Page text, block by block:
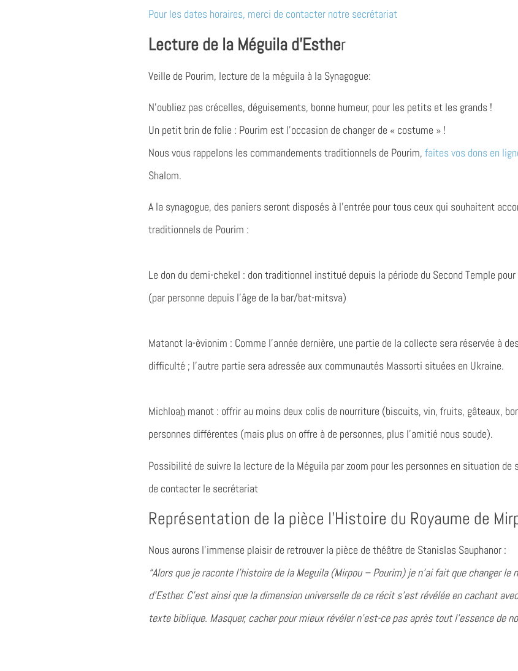
Pour les dates horaires, merci de contacter notre secrétariat
Lecture de la Méguila d’Esther
Veille de Pourim, lecture de la méguila à la Synagogue:
N’oubliez pas crécelles, déguisements, bonne humeur, pour les petits et les grands !
Un petit brin de folie : Pourim est l’occasion de changer de « costume » !
Nous vous rappelons les commandements traditionnels de Pourim, faites vos dons en
Shalom.
A la synagogue, des paniers seront disposés à l’entrée pour tous ceux qui souhaitent
traditionnels de Pourim :
Le don du demi-chekel : don traditionnel institué depuis la période du Second Temple
(par personne depuis l’âge de la bar/bat-mitsva)
Matanot la-èvionim : Comme l’année dernière, une partie de la collecte sera réservée à
difficulté ; l’autre partie sera adressée aux communautés Massorti situées en Ukraine.
Michloah manot : offrir au moins deux colis de nourriture (biscuits, vin, fruits, gâteaux,
personnes différentes (mais plus on offre à de personnes, plus l’amitié nous soude).
Possibilité de suivre la lecture de la Méguila par zoom pour les personnes en situation de
de contacter le secrétariat
Représentation de la pièce l’Histoire du Royaume de
Nous aurons l’immense plaisir de retrouver la pièce de théâtre de Stanislas Sauphanor :
“Alors que je raconte l’histoire de la Meguila (Mirpou – Pourim) je n’ai fait que changer le
d’Esther. C’est ainsi que la dimension universelle de ce récit s’est révélée en cachant
texte biblique. Masquer, cacher pour mieux révéler n’est-ce pas après tout l’essence de